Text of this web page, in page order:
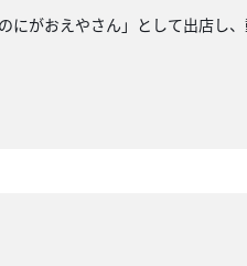
がおえやさん」として出店し